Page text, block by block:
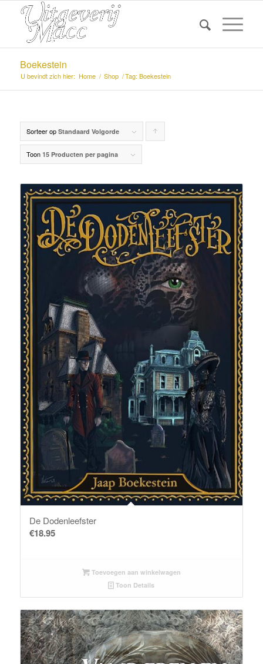
Boekestein
U bevindt zich hier: Home / Shop /Tag: Boekestein
Sorteer op Standaard Volgorde
Toon 15 Producten per pagina
De Dodenleefster
€18.95
Toevoegen aan winkelwagen
Toon Details